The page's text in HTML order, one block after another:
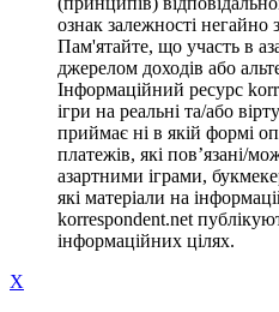
ознак залежності негайно
Пам'ятайте, що участь в
джерелом доходів або
Інформаційний ресурс
ігри на реальні та/або
приймає ні в якій формі
платежів, які пов’язані/
азартними іграми,
які матеріали на
korrespondent.net
інформаційних цілях.
X